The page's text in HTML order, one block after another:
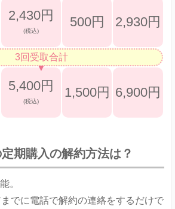
2,430円
(税込)
500円 2,930円
3回受取合計
5,400円
(税込)
1,500円 6,900円
期購入の解約方法は？
。
でに電話で解約の連絡をするだけで